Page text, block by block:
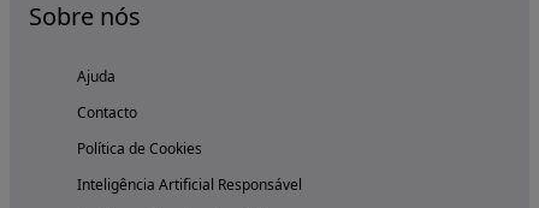
Sobre nós
Ajuda
Contacto
Política de Cookies
Inteligência Artificial Responsável